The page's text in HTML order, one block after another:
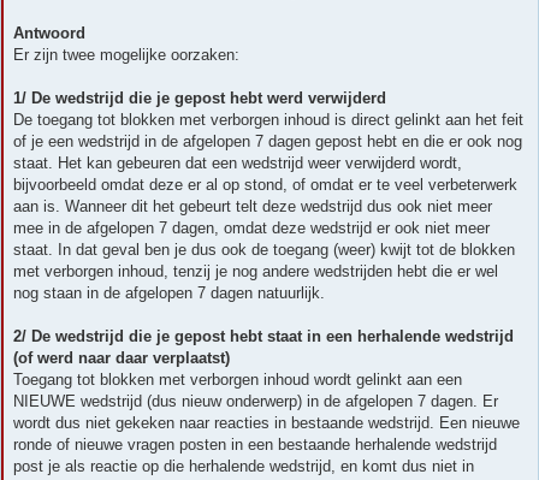
Antwoord
Er zijn twee mogelijke oorzaken:
1/ De wedstrijd die je gepost hebt werd verwijderd
De toegang tot blokken met verborgen inhoud is direct gelinkt aan het feit
of je een wedstrijd in de afgelopen 7 dagen gepost hebt en die er ook nog
staat. Het kan gebeuren dat een wedstrijd weer verwijderd wordt,
bijvoorbeeld omdat deze er al op stond, of omdat er te veel verbeterwerk
aan is. Wanneer dit het gebeurt telt deze wedstrijd dus ook niet meer
mee in de afgelopen 7 dagen, omdat deze wedstrijd er ook niet meer
staat. In dat geval ben je dus ook de toegang (weer) kwijt tot de blokken
met verborgen inhoud, tenzij je nog andere wedstrijden hebt die er wel
nog staan in de afgelopen 7 dagen natuurlijk.
2/ De wedstrijd die je gepost hebt staat in een herhalende wedstrijd
(of werd naar daar verplaatst)
Toegang tot blokken met verborgen inhoud wordt gelinkt aan een
NIEUWE wedstrijd (dus nieuw onderwerp) in de afgelopen 7 dagen. Er
wordt dus niet gekeken naar reacties in bestaande wedstrijd. Een nieuwe
ronde of nieuwe vragen posten in een bestaande herhalende wedstrijd
post je als reactie op die herhalende wedstrijd, en komt dus niet in